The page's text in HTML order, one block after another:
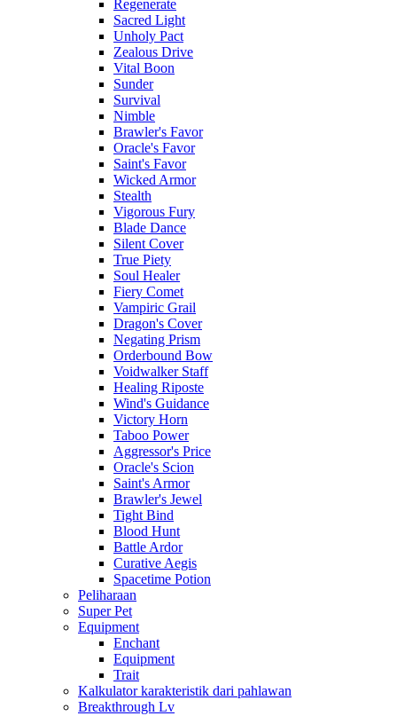
Regenerate
Sacred Light
Unholy Pact
Zealous Drive
Vital Boon
Sunder
Survival
Nimble
Brawler's Favor
Oracle's Favor
Saint's Favor
Wicked Armor
Stealth
Vigorous Fury
Blade Dance
Silent Cover
True Piety
Soul Healer
Fiery Comet
Vampiric Grail
Dragon's Cover
Negating Prism
Orderbound Bow
Voidwalker Staff
Healing Riposte
Wind's Guidance
Victory Horn
Taboo Power
Aggressor's Price
Oracle's Scion
Saint's Armor
Brawler's Jewel
Tight Bind
Blood Hunt
Battle Ardor
Curative Aegis
Spacetime Potion
Peliharaan
Super Pet
Equipment
Enchant
Equipment
Trait
Kalkulator karakteristik dari pahlawan
Breakthrough Lv